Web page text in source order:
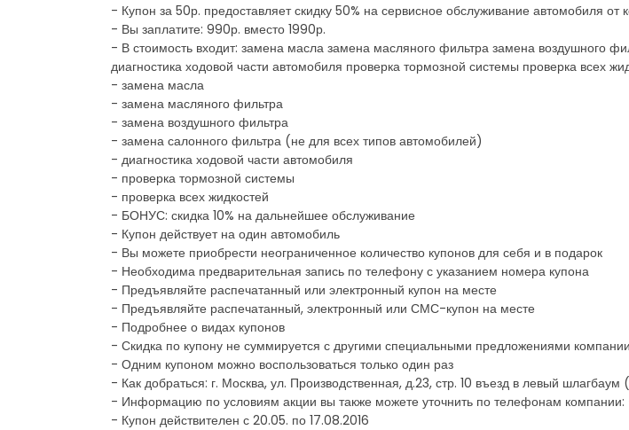
- Купон за 50р. предоставляет скидку 50% на сервисное обслуживание автомобиля
- Вы заплатите: 990р. вместо 1990р.
- В стоимость входит: замена масла замена масляного фильтра замена воздушного
диагностика ходовой части автомобиля проверка тормозной системы проверка всех
- замена масла
- замена масляного фильтра
- замена воздушного фильтра
- замена салонного фильтра (не для всех типов автомобилей)
- диагностика ходовой части автомобиля
- проверка тормозной системы
- проверка всех жидкостей
- БОНУС: скидка 10% на дальнейшее обслуживание
- Купон действует на один автомобиль
- Вы можете приобрести неограниченное количество купонов для себя и в подарок
- Необходима предварительная запись по телефону с указанием номера купона
- Предъявляйте распечатанный или электронный купон на месте
- Предъявляйте распечатанный, электронный или СМС-купон на месте
- Подробнее о видах купонов
- Скидка по купону не суммируется с другими специальными предложениями компании
- Одним купоном можно воспользоваться только один раз
- Как добраться: г. Москва, ул. Производственная, д.23, стр. 10 въезд в левый
- Информацию по условиям акции вы также можете уточнить по телефонам
- Купон действителен с 20.05. по 17.08.2016